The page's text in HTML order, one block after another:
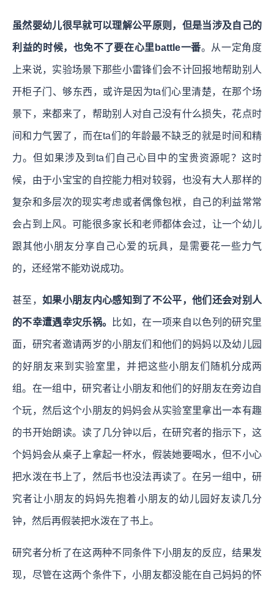
虽然婴幼儿很早就可以理解公平原则，但是当涉及自己的
利益的时候，也免不了要在心里battle一番。从一定角度
上来说，实验场景下那些小雷锋们会不计回报地帮助别人
开柜子门、够东西，或许是因为ta们心里清楚，在那个场
景下，来都来了，帮助别人对自己没有什么损失，花点时
间和力气罢了，而在ta们的年龄最不缺乏的就是时间和精
力。但如果涉及到ta们自己心目中的宝贵资源呢？这时
候，由于小宝宝的自控能力相对较弱，也没有大人那样的
复杂和多层次的现实考虑或者偶像包袱，自己的利益常常
会占到上风。可能很多家长和老师都体会过，让一个幼儿
跟其他小朋友分享自己心爱的玩具，是需要花一些力气
的，还经常不能劝说成功。
甚至， 如果小朋友内心感知到了不公平，他们还会对别人
的不幸遭遇幸灾乐祸。 比如，在一项来自以色列的研究里
面，研究者邀请两岁的小朋友们和他们的妈妈以及幼儿园
的好朋友来到实验室里，并把这些小朋友们随机分成两
组。在一组中，研究者让小朋友和他们的好朋友在旁边自
个玩，然后这个小朋友的妈妈会从实验室里拿出一本有趣
的书开始朗读。读了几分钟以后，在研究者的指示下，这
个妈妈会从桌子上拿起一杯水，假装她要喝水，但不小心
把水泼在书上了，然后书也没法再读了。在另一组中，研
究者让小朋友的妈妈先抱着小朋友的幼儿园好友读几分
钟，然后再假装把水泼在了书上。
研究者分析了在这两种不同条件下小朋友的反应，结果发
现，尽管在这两个条件下，小朋友都没能在自己妈妈的怀